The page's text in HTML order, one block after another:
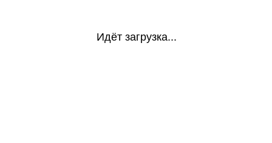
Идёт загрузка...